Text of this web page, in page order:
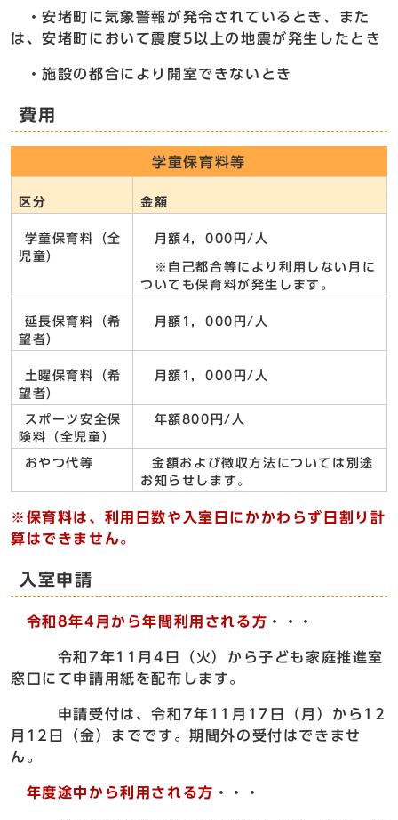
・安堵町に気象警報が発令されているとき、また
は、安堵町において震度5以上の地震が発生したとき
・施設の都合により開室できないとき
費用
学童保育料等
区分 金額
学童保育料（全
児童）
月額4，000円/人
※自己都合等により利用しない月に
ついても保育料が発生します。
延長保育料（希
望者）
月額1，000円/人
土曜保育料（希
望者）
月額1，000円/人
スポーツ安全保
険料（全児童）
年額800円/人
おやつ代等
金額および徴収方法については別途
お知らせします。
※保育料は、利用日数や入室日にかかわらず日割り計
算はできません。
入室申請
令和8年4月から年間利用される方 ・・・
令和7年11月4日（火）から子ども家庭推進室
窓口にて申請用紙を配布します。
申請受付は、令和7年11月17日（月）から12
月12日（金）までです。期間外の受付はできませ
ん。
年度途中から利用される方 ・・・